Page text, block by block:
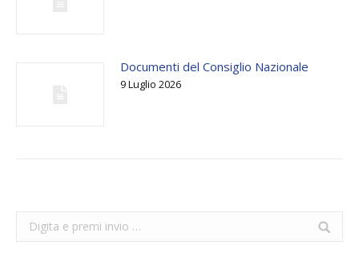
Documenti del Consiglio Nazionale
9 Luglio 2026
Search: